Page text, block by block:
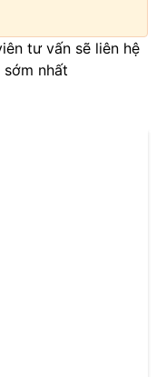
tư vấn sẽ liên hệ
nhất